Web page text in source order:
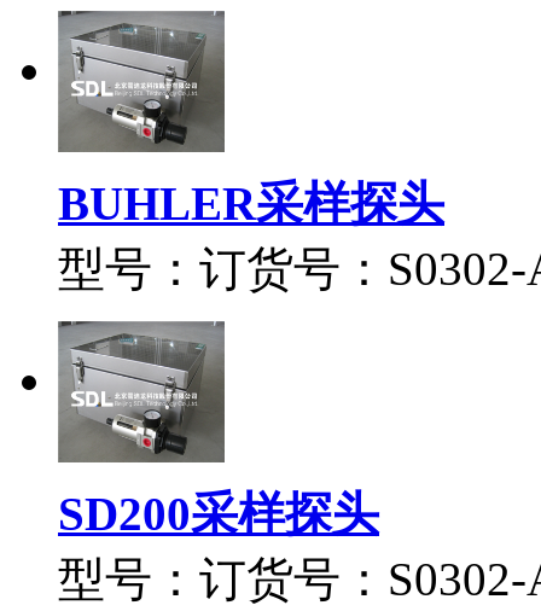
BUHLER采样探头
型号：订货号：S0302-
SD200采样探头
型号：订货号：S0302-